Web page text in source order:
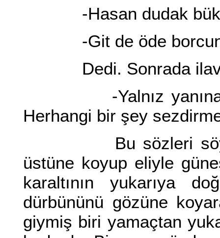
-Hasan dudak
-Git de öde
Dedi. Sonrada
-Yalnız yanına
Herhangi bir şey
Bu sözleri
üstüne koyup eliyle
karaltının yukarıya
dürbününü gözüne
giymiş biri yamaçtan